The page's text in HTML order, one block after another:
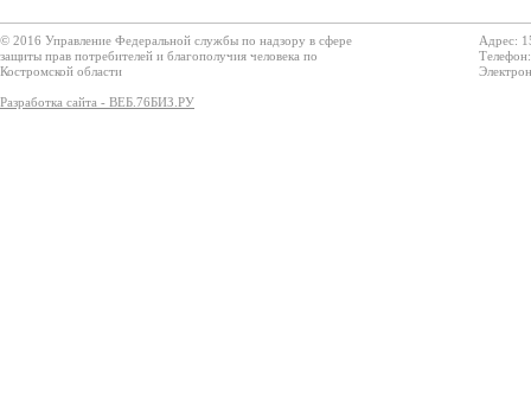
© 2016 Управление Федеральной службы по надзору в сфере
защиты прав потребителей и благополучия человека по
Костромской области
Разработка сайта - ВЕБ.76БИЗ.РУ
Адрес: